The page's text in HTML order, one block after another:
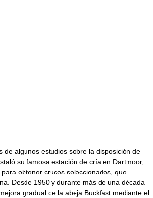
de algunos estudios sobre la disposición de
su famosa estación de cría en Dartmoor,
obtener cruces seleccionados, que
Desde 1950 y durante más de una década
gradual de la abeja Buckfast mediante el